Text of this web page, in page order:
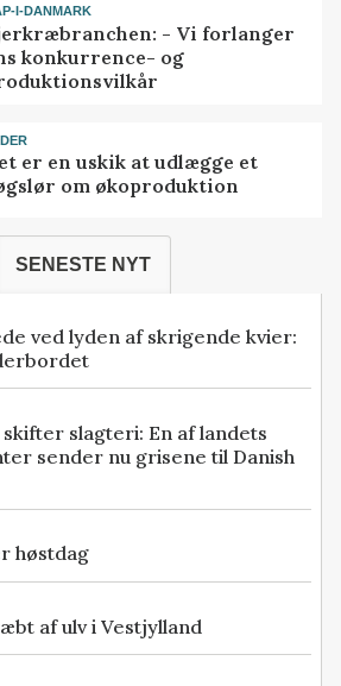
I-DANMARK
- Vi forlanger
konkurrence- og
er en uskik at udlægge et
om økoproduktion
SENESTE NYT
ved lyden af skrigende kvier:
slagteri: En af landets
sender nu grisene til Danish
høstdag
af ulv i Vestjylland